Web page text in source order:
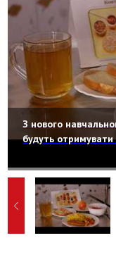
З нового
будуть отримувати